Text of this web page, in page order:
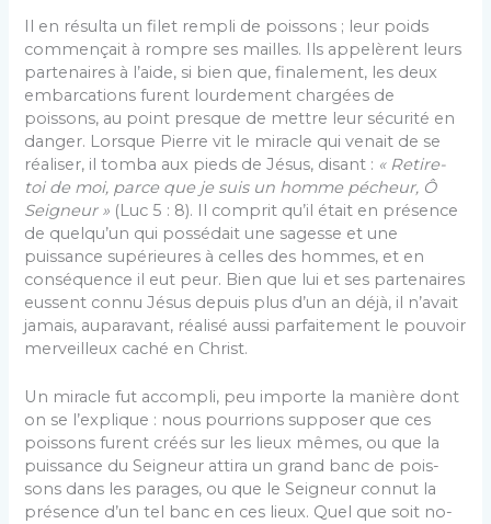
Il en résulta un filet rempli de poissons ; leur poids
commençait à rompre ses mailles. Ils appelèrent leurs
partenaires à l’aide, si bien que, finalement, les deux
embarcations furent lourdement chargées de
poissons, au point presque de mettre leur sécurité en
danger. Lorsque Pierre vit le miracle qui venait de se
réaliser, il tomba aux pieds de Jésus, disant : « Retire-
toi de moi, parce que je suis un homme pécheur, Ô
Seigneur » (Luc 5 : 8). Il comprit qu’il était en présence
de quelqu’un qui possédait une sagesse et une
puissance supérieures à celles des hommes, et en
conséquence il eut peur. Bien que lui et ses partenaires
eussent connu Jésus depuis plus d’un an déjà, il n’avait
jamais, auparavant, réalisé aussi parfaitement le pouvoir
mer­veilleux caché en Christ.
Un miracle fut accompli, peu importe la manière dont
on se l’explique : nous pourrions supposer que ces
poissons furent créés sur les lieux mêmes, ou que la
puissance du Seigneur attira un grand banc de pois­
sons dans les parages, ou que le Seigneur connut la
présence d’un tel banc en ces lieux. Quel que soit no­